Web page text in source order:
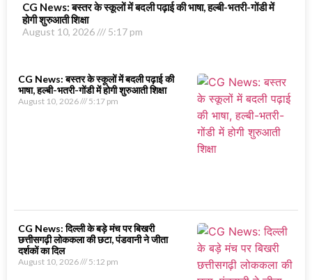
CG News: बस्तर के स्कूलों में बदली पढ़ाई की भाषा, हल्बी-भतरी-गोंडी में
होगी शुरुआती शिक्षा
August 10, 2026 5:17 pm
CG News: बस्तर के स्कूलों में बदली पढ़ाई की
भाषा, हल्बी-भतरी-गोंडी में होगी शुरुआती शिक्षा
August 10, 2026 5:17 pm
CG News: दिल्ली के बड़े मंच पर बिखरी
छत्तीसगढ़ी लोककला की छटा, पंडवानी ने जीता
दर्शकों का दिल
August 10, 2026 5:12 pm